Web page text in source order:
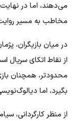
می‌دهند، اما در
مخاطب به مسیر
در میان بازیگران،
از نقاط اتکای
محدودتر، همچنان
بگیرد، اما
از منظر کارگردانی،